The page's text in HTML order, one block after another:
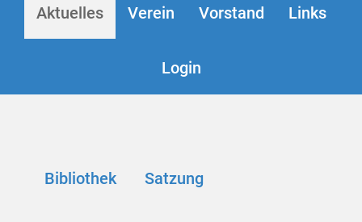
Aktuelles Verein Vorstand Links
Login
Bibliothek Satzung